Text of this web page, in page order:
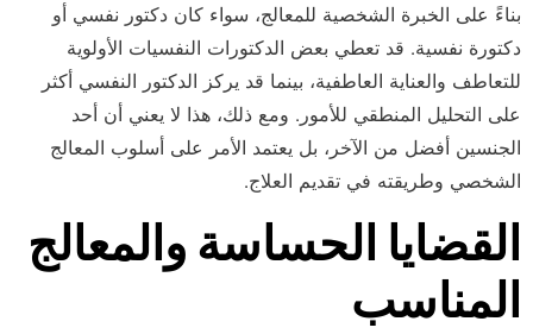
بناءً على الخبرة الشخصية للمعالج، سواء كان دكتور نفسي أو
دكتورة نفسية. قد تعطي بعض الدكتورات النفسيات الأولوية
للتعاطف والعناية العاطفية، بينما قد يركز الدكتور النفسي أكثر
على التحليل المنطقي للأمور. ومع ذلك، هذا لا يعني أن أحد
الجنسين أفضل من الآخر، بل يعتمد الأمر على أسلوب المعالج
الشخصي وطريقته في تقديم العلاج.
القضايا الحساسة والمعالج
المناسب